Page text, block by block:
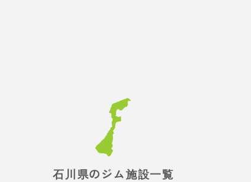
石川県のジム施設一覧